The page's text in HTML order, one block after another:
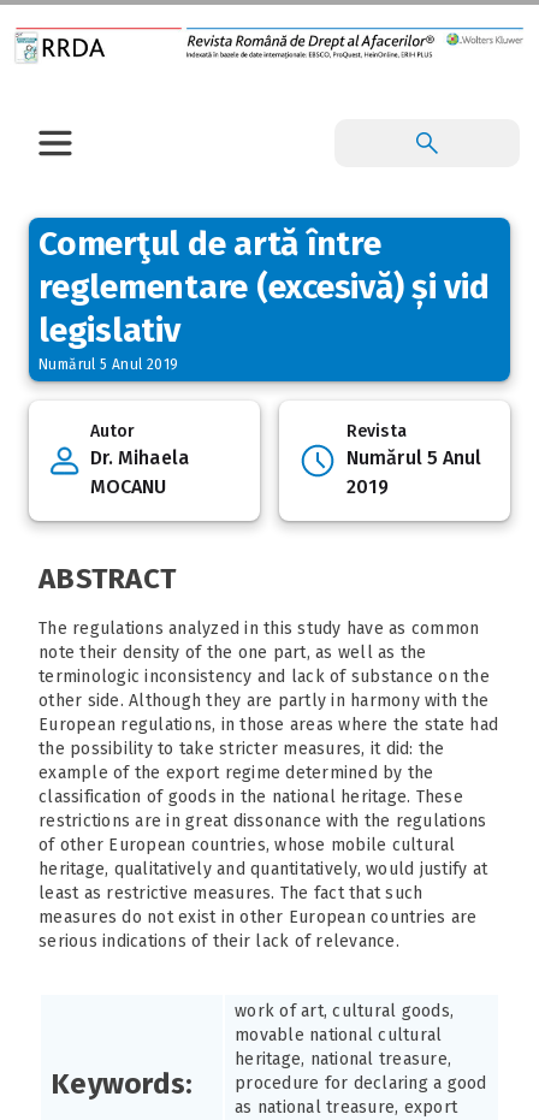
Comerţul de artă între
reglementare (excesivă) și vid
legislativ
Numărul 5 Anul 2019
Autor
Dr. Mihaela
MOCANU
Revista
Numărul 5 Anul
2019
ABSTRACT
The regulations analyzed in this study have as common
note their density of the one part, as well as the
terminologic inconsistency and lack of substance on the
other side. Although they are partly in harmony with the
European regulations, in those areas where the state had
the possibility to take stricter measures, it did: the
example of the export regime determined by the
classification of goods in the national heritage. These
restrictions are in great dissonance with the regulations
of other European countries, whose mobile cultural
heritage, qualitatively and quantitatively, would justify at
least as restrictive measures. The fact that such
measures do not exist in other European countries are
serious indications of their lack of relevance.
Keywords:
work of art, cultural goods,
movable national cultural
heritage, national treasure,
procedure for declaring a good
as national treasure, export